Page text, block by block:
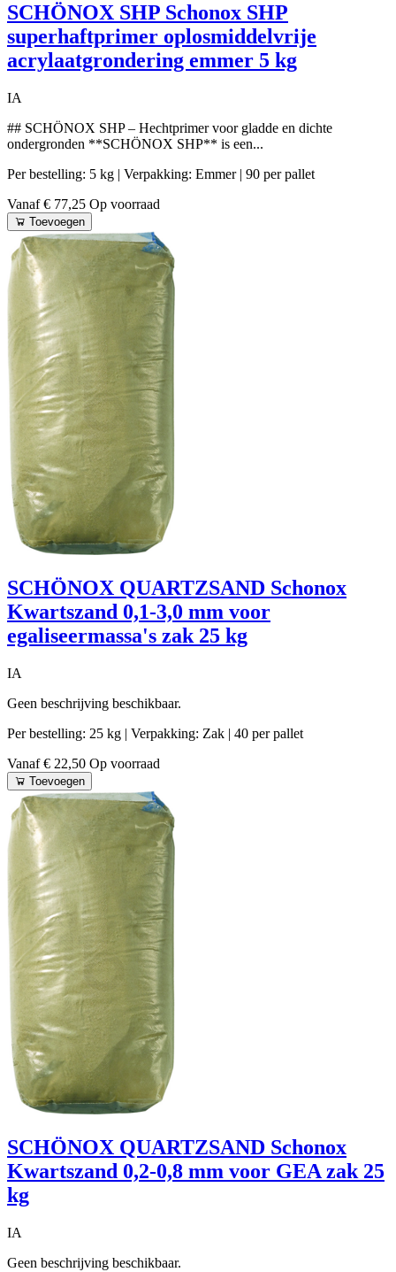
SCHÖNOX SHP Schonox SHP
superhaftprimer oplosmiddelvrije
acrylaatgrondering emmer 5 kg
IA
## SCHÖNOX SHP – Hechtprimer voor gladde en dichte
ondergronden **SCHÖNOX SHP** is een...
Per bestelling: 5 kg | Verpakking: Emmer | 90 per pallet
Vanaf € 77,25 Op voorraad
Toevoegen
SCHÖNOX QUARTZSAND Schonox
Kwartszand 0,1-3,0 mm voor
egaliseermassa's zak 25 kg
IA
Geen beschrijving beschikbaar.
Per bestelling: 25 kg | Verpakking: Zak | 40 per pallet
Vanaf € 22,50 Op voorraad
Toevoegen
SCHÖNOX QUARTZSAND Schonox
Kwartszand 0,2-0,8 mm voor GEA zak 25
kg
IA
Geen beschrijving beschikbaar.